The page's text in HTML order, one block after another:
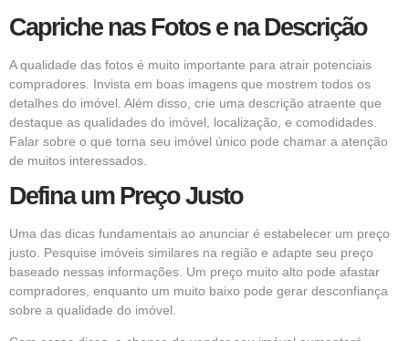
Capriche nas Fotos e na Descrição
A qualidade das fotos é muito importante para atrair potenciais
compradores. Invista em boas imagens que mostrem todos os
detalhes do imóvel. Além disso, crie uma descrição atraente que
destaque as qualidades do imóvel, localização, e comodidades.
Falar sobre o que torna seu imóvel único pode chamar a atenção
de muitos interessados.
Defina um Preço Justo
Uma das dicas fundamentais ao anunciar é estabelecer um preço
justo. Pesquise imóveis similares na região e adapte seu preço
baseado nessas informações. Um preço muito alto pode afastar
compradores, enquanto um muito baixo pode gerar desconfiança
sobre a qualidade do imóvel.